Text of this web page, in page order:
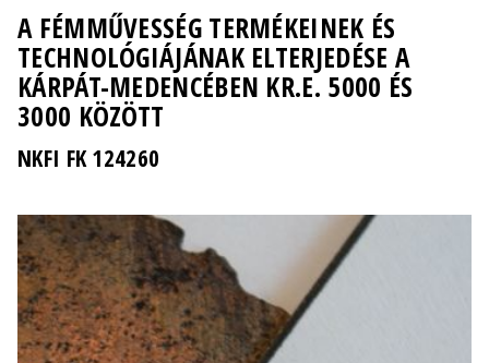
A FÉMMŰVESSÉG TERMÉKEINEK ÉS
TECHNOLÓGIÁJÁNAK ELTERJEDÉSE A
KÁRPÁT-MEDENCÉBEN KR.E. 5000 ÉS
3000 KÖZÖTT
NKFI FK 124260